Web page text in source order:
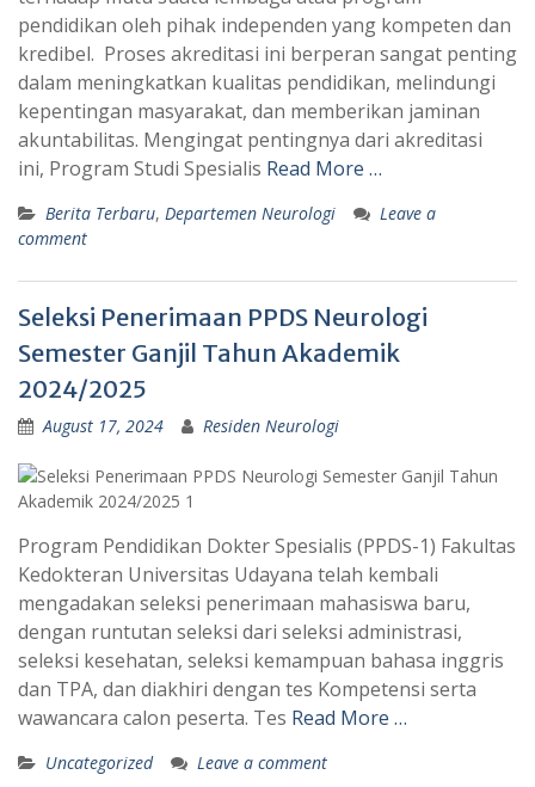
pendidikan oleh pihak independen yang kompeten dan
kredibel. Proses akreditasi ini berperan sangat penting
dalam meningkatkan kualitas pendidikan, melindungi
kepentingan masyarakat, dan memberikan jaminan
akuntabilitas. Mengingat pentingnya dari akreditasi
ini, Program Studi Spesialis Read More …
Berita Terbaru, Departemen Neurologi
Leave a
comment
Seleksi Penerimaan PPDS Neurologi
Semester Ganjil Tahun Akademik
2024/2025
August 17, 2024 Residen Neurologi
Program Pendidikan Dokter Spesialis (PPDS-1) Fakultas
Kedokteran Universitas Udayana telah kembali
mengadakan seleksi penerimaan mahasiswa baru,
dengan runtutan seleksi dari seleksi administrasi,
seleksi kesehatan, seleksi kemampuan bahasa inggris
dan TPA, dan diakhiri dengan tes Kompetensi serta
wawancara calon peserta. Tes Read More …
Uncategorized Leave a comment